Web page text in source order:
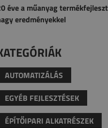
éve a műanyag
eredményekkel
AUTOMATIZÁLÁS
EGYÉB FEJLESZTÉSEK
ÉPÍTŐIPARI ALKATRÉSZEK